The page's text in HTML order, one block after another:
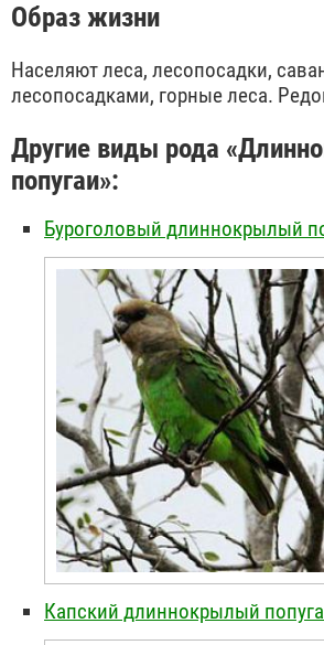
Образ жизни
Населяют леса, лесопосадки,
лесопосадками, горные леса.
Другие виды рода
попугаи»:
Буроголовый длиннокрылый
Капский длиннокрылый